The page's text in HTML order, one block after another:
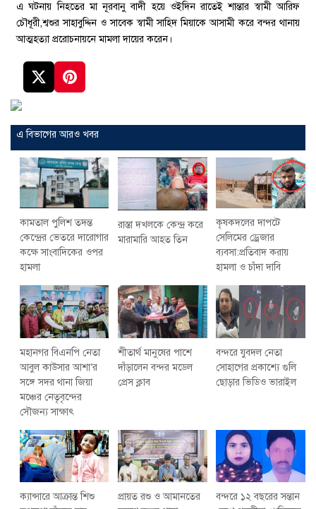
এ ঘটনায় নিহতের মা নূরবানু বাদী হয়ে ওইদিন রাতেই শান্তার স্বামী আরিফ
চৌধূরী,শ্বশুর সাহাবুদ্দিন ও সাবেক স্বামী সাহিদ মিয়াকে আসামী করে বন্দর থানায়
আত্মহত্যা প্ররোচনায়নে মামলা দায়ের করেন।
এ বিভাগের আরও খবর
কামতাল পুলিশ তদন্ত
কেন্দ্রের ভেতরে দারোগার
কক্ষে সাংবাদিকের ওপর
হামলা
রাস্তা দখলকে কেন্দ্র করে
মারামারি আহত তিন
কৃষকদলের দাপটে
সেলিমের ড্রেজার
ব্যবসা:প্রতিবাদ করায়
হামলা ও চাঁদা দাবি
মহানগর বিএনপি নেতা
আবুল কাউসার আশা’র
সঙ্গে সদর থানা জিয়া
মঞ্চের নেতৃবৃন্দের
সৌজন্য সাক্ষাৎ
শীতার্থ মানুষের পাশে
দাঁড়ালেন বন্দর মডেল
প্রেস ক্লাব
বন্দরে যুবদল নেতা
সোহাগের প্রকাশ্যে গুলি
ছোড়ার ভিডিও ভারাইল
ক্যান্সারে আক্রান্ত শিশু
প্রায়ত রশু ও আমানতের
বন্দরে ১২ বছরের সন্তান